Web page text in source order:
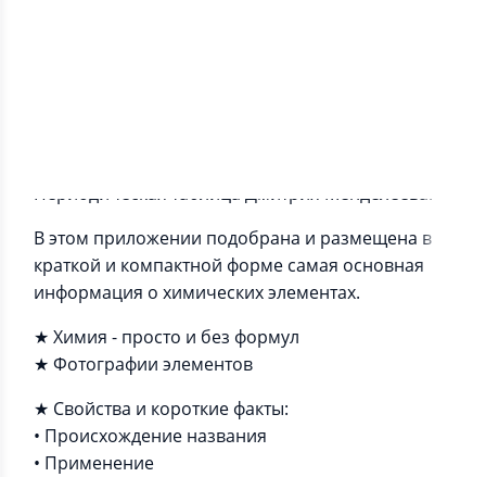
Периодическая таблица Дмитрия Менделеева.
В этом приложении подобрана и размещена в
краткой и компактной форме самая основная
информация о химических элементах.
★ Химия - просто и без формул
★ Фотографии элементов
★ Свойства и короткие факты:
• Происхождение названия
• Применение